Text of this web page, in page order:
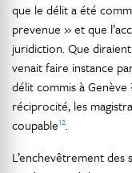
que le délit a été
prevenue » et que
juridiction. Que
venait faire instance
délit commis à Genève
réciprocité, les
coupable12.
L’enchevêtrement